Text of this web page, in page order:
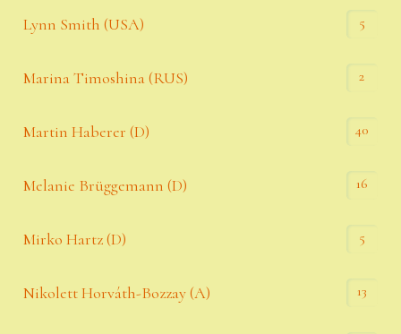
Lynn Smith (USA) 5
Marina Timoshina (RUS) 2
Martin Haberer (D) 40
Melanie Brüggemann (D) 16
Mirko Hartz (D) 5
Nikolett Horváth-Bozzay (A) 13